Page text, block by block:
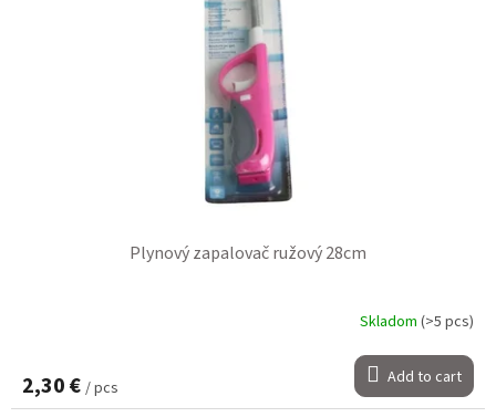
Plynový zapalovač ružový 28cm
Skladom (>5 pcs)
2,30 € / pcs Add to cart